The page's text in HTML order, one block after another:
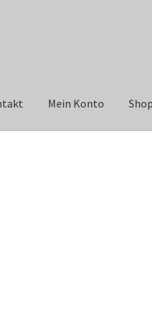
Mein Konto Shop